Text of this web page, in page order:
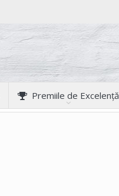
Premiile de Excelență